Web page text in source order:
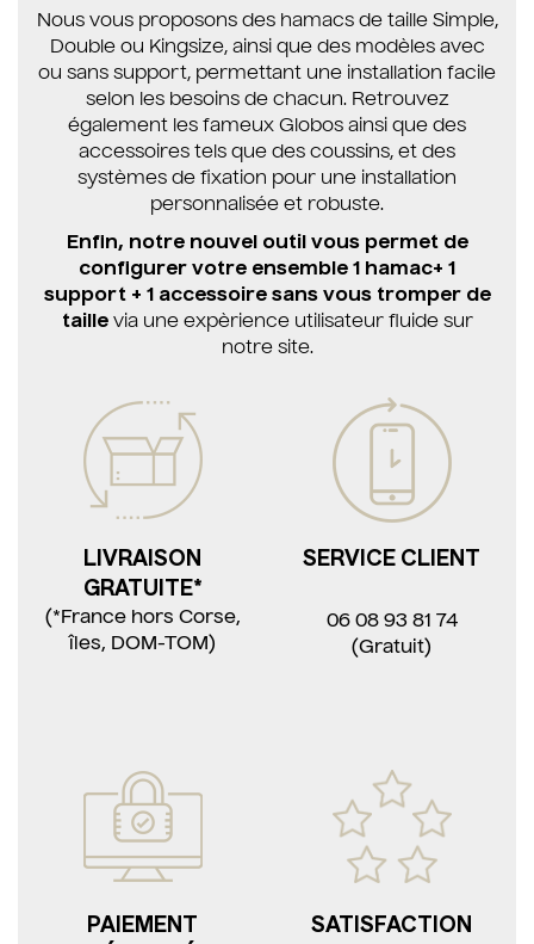
Nous vous proposons des hamacs de taille Simple,
Double ou Kingsize, ainsi que des modèles avec
ou sans support, permettant une installation facile
selon les besoins de chacun. Retrouvez
également les fameux Globos ainsi que des
accessoires tels que des coussins, et des
systèmes de fixation pour une installation
personnalisée et robuste.
Enfin, notre nouvel outil vous permet de
configurer votre ensemble 1 hamac+ 1
support + 1 accessoire sans vous tromper de
taille via une expèrience utilisateur fluide sur
notre site.
LIVRAISON
GRATUITE*
(*France hors Corse,
îles, DOM-TOM)
SERVICE CLIENT
06 08 93 81 74
(Gratuit)
PAIEMENT
SATISFACTION